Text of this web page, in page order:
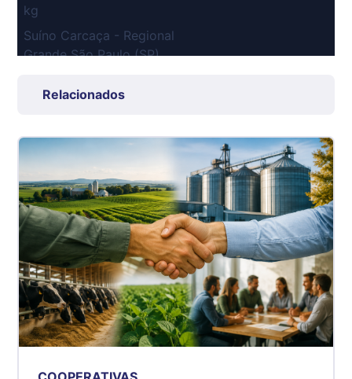
kg
Suíno Carcaça - Regional
Grande São Paulo (SP)
SP
R$ 5,08
Suíno - Estadual
MG
R$ 5,07
kg
Suíno - Estadual
PR
R$ 4,53
kg
Relacionados